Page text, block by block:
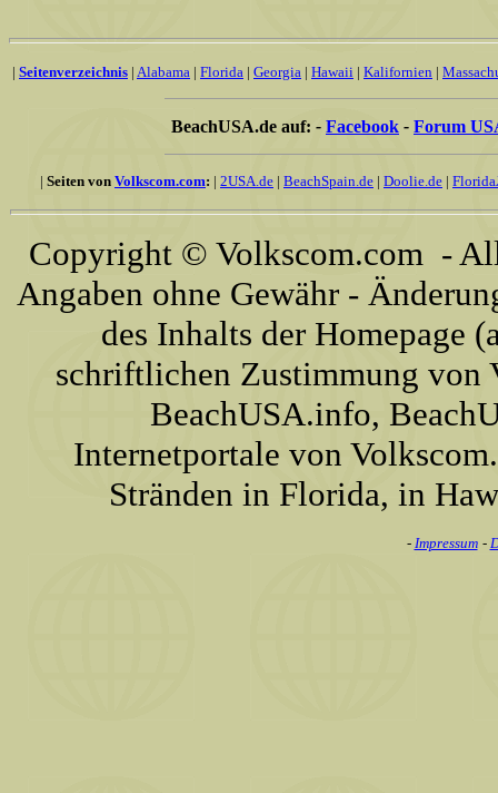
| Seitenverzeichnis | Alabama | Florida | Georgia | Hawaii | Kalifornien |
BeachUSA.de auf: - Facebook - Forum
| Seiten von Volkscom.com: | 2USA.de | BeachSpain.de | Doolie.de | Florida
Copyright © Volkscom.com -
Angaben ohne Gewähr -
des Inhalts der Homepage
schriftlichen Zustimmung von
BeachUSA.info,
Internetportale von
Stränden in Florida, in
- Impressum -